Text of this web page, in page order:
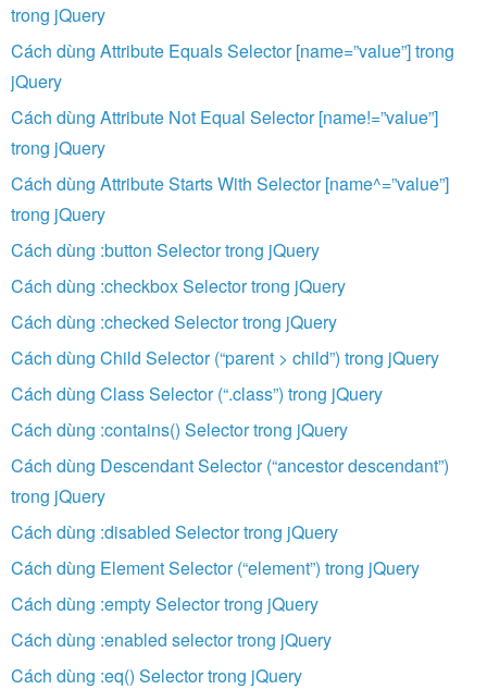
trong jQuery
Cách dùng Attribute Equals Selector [name=”value”] trong
jQuery
Cách dùng Attribute Not Equal Selector [name!=”value”]
trong jQuery
Cách dùng Attribute Starts With Selector [name^=”value”]
trong jQuery
Cách dùng :button Selector trong jQuery
Cách dùng :checkbox Selector trong jQuery
Cách dùng :checked Selector trong jQuery
Cách dùng Child Selector (“parent > child”) trong jQuery
Cách dùng Class Selector (“.class”) trong jQuery
Cách dùng :contains() Selector trong jQuery
Cách dùng Descendant Selector (“ancestor descendant”)
trong jQuery
Cách dùng :disabled Selector trong jQuery
Cách dùng Element Selector (“element”) trong jQuery
Cách dùng :empty Selector trong jQuery
Cách dùng :enabled selector trong jQuery
Cách dùng :eq() Selector trong jQuery